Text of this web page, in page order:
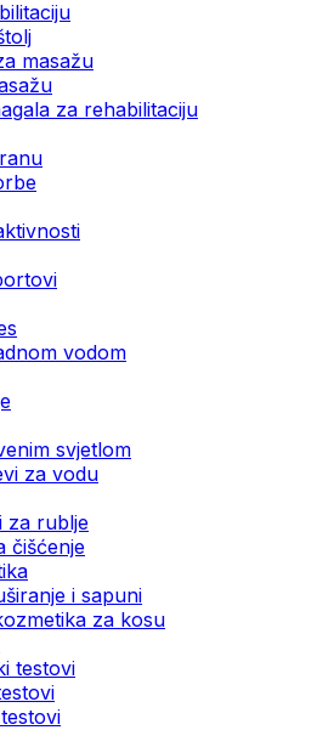
masažu
za rehabilitaciju
vodom
svjetlom
za vodu
za rublje
čišćenje
i sapuni
za kosu
testovi